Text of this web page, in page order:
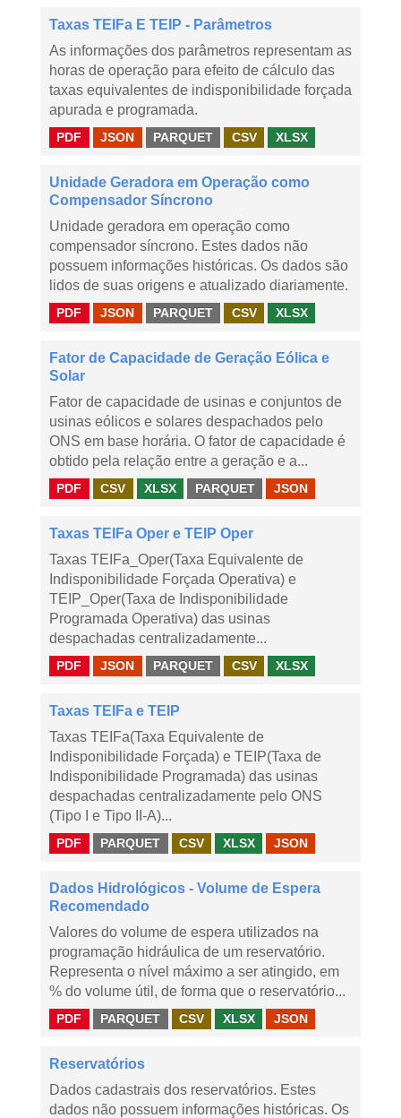
Taxas TEIFa E TEIP - Parâmetros
As informações dos parâmetros representam as
horas de operação para efeito de cálculo das
taxas equivalentes de indisponibilidade forçada
apurada e programada.
PDF JSON PARQUET CSV XLSX
Unidade Geradora em Operação como
Compensador Síncrono
Unidade geradora em operação como
compensador síncrono. Estes dados não
possuem informações históricas. Os dados são
lidos de suas origens e atualizado diariamente.
PDF JSON PARQUET CSV XLSX
Fator de Capacidade de Geração Eólica e
Solar
Fator de capacidade de usinas e conjuntos de
usinas eólicos e solares despachados pelo
ONS em base horária. O fator de capacidade é
obtido pela relação entre a geração e a...
PDF CSV XLSX PARQUET JSON
Taxas TEIFa Oper e TEIP Oper
Taxas TEIFa_Oper(Taxa Equivalente de
Indisponibilidade Forçada Operativa) e
TEIP_Oper(Taxa de Indisponibilidade
Programada Operativa) das usinas
despachadas centralizadamente...
PDF JSON PARQUET CSV XLSX
Taxas TEIFa e TEIP
Taxas TEIFa(Taxa Equivalente de
Indisponibilidade Forçada) e TEIP(Taxa de
Indisponibilidade Programada) das usinas
despachadas centralizadamente pelo ONS
(Tipo I e Tipo II-A)...
PDF PARQUET CSV XLSX JSON
Dados Hidrológicos - Volume de Espera
Recomendado
Valores do volume de espera utilizados na
programação hidráulica de um reservatório.
Representa o nível máximo a ser atingido, em
% do volume útil, de forma que o reservatório...
PDF PARQUET CSV XLSX JSON
Reservatórios
Dados cadastrais dos reservatórios. Estes
dados não possuem informações históricas. Os